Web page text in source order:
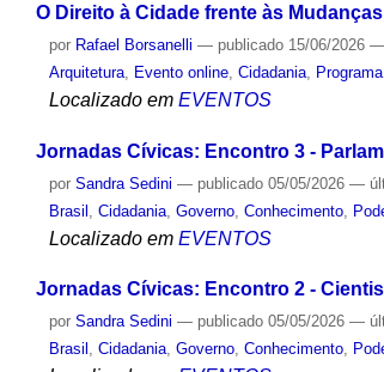
O Direito à Cidade frente às
por Rafael Borsanelli — publicado 15/06/2026—
Arquitetura
Evento online ,Cidadania
Localizado em EVENTOS
Jornadas Cívicas: Encontro 3 -
porSandra Sedini — publicado 05/05/2026—
Brasil ,Cidadania ,Governo ,Conhecimento
Localizado em EVENTOS
Jornadas Cívicas: Encontro 2 -
porSandra Sedini — publicado 05/05/2026—
Brasil ,Cidadania,Governo,Conhecimento,